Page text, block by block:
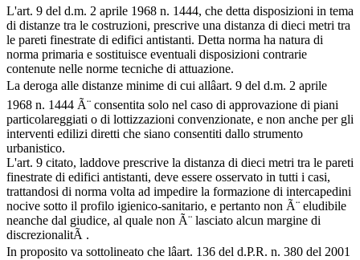
L'art. 9 del d.m. 2 aprile 1968 n. 1444, che detta disposizioni in tema
di distanze tra le costruzioni, prescrive una distanza di dieci metri tra
le pareti finestrate di edifici antistanti. Detta norma ha natura di
norma primaria e sostituisce eventuali disposizioni contrarie
contenute nelle norme tecniche di attuazione.
La deroga alle distanze minime di cui allâart. 9 del d.m. 2 aprile
1968 n. 1444 Ã¨ consentita solo nel caso di approvazione di piani
particolareggiati o di lottizzazioni convenzionate, e non anche per gli
interventi edilizi diretti che siano consentiti dallo strumento
urbanistico.
L'art. 9 citato, laddove prescrive la distanza di dieci metri tra le pareti
finestrate di edifici antistanti, deve essere osservato in tutti i casi,
trattandosi di norma volta ad impedire la formazione di intercapedini
nocive sotto il profilo igienico-sanitario, e pertanto non Ã¨ eludibile
neanche dal giudice, al quale non Ã¨ lasciato alcun margine di
discrezionalitÃ .
In proposito va sottolineato che lâart. 136 del d.P.R. n. 380 del 2001